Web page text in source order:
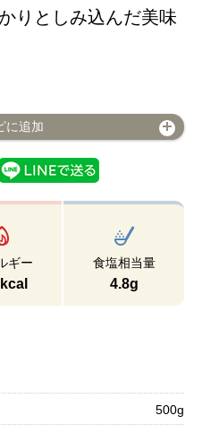
りとしみ込んだ美味
に追加
ギー 食塩相当量
4.8g
500g